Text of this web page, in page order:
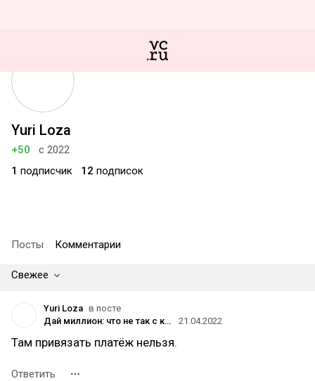
Yuri Loza
+50
с 2022
1 подписчик 12 подписок
Посты Комментарии
Свежее
Yuri Loza в посте
Дай миллион: что не так с кнопкой «‎❤️ Поддержать» на vc.ru
21.04.2022
Там привязать платёж нельзя.
Ответить